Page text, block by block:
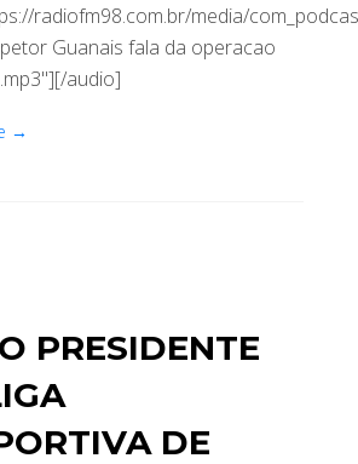
radiofm98.com.br/media/
Guanais fala da operacao
audio]
→
PRESIDENTE
DE